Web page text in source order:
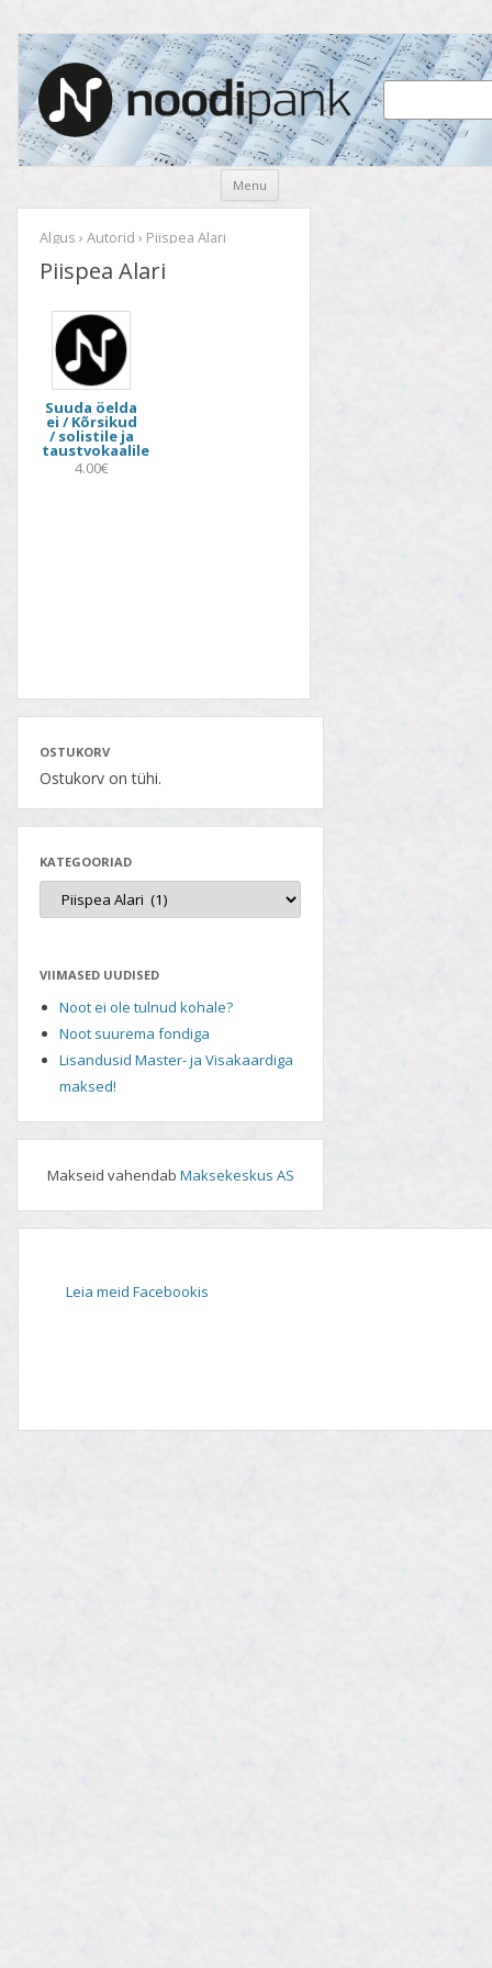
Noodipank
noodipank.ee
Menu Skip
content
Algus › Autorid › Piispea Alari
Piispea Alari
Suuda öelda
ei / Kõrsikud
/ solistile ja
taustvokaalile
4.00€
OSTUKORV
Ostukorv on tühi.
KATEGOORIAD
VIIMASED UUDISED
Noot ei ole tulnud kohale?
Noot suurema fondiga
Lisandusid Master- ja Visakaardiga
maksed!
Makseid vahendab Maksekeskus AS
Leia meid Facebookis